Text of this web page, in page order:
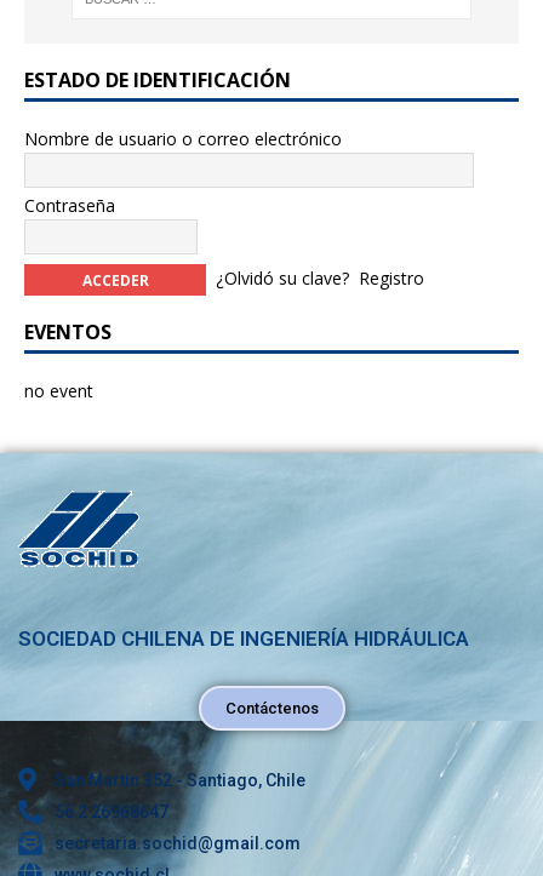
ESTADO DE IDENTIFICACIÓN
Nombre de usuario o correo electrónico
Contraseña
¿Olvidó su clave? Registro
EVENTOS
no event
SOCIEDAD CHILENA DE INGENIERÍA HIDRÁULICA
Contáctenos
San Martín 352 - Santiago, Chile
56 2 26968647
secretaria.sochid@gmail.com